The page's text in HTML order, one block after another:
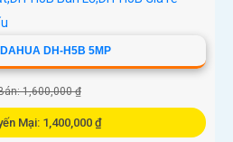
DH-H5B 5MP
1,600,000 ₫
Mại: 1,400,000 ₫